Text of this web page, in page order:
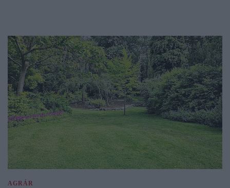
AGRÁR